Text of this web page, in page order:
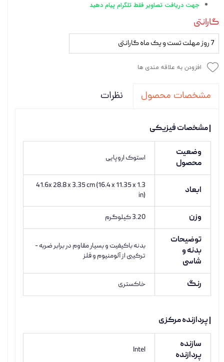
جهت دریافت تصاویر فقط تلگرام پیام دهید
گارانتی
7 روز مهلت تست و یک ماه گارانتی
افزودن به علاقه مندی ها
مشخصات محصول نظرات
| مشخصات فیزیکی
وضعیت
محصول
استوک اروپایی
ابعاد
41.6x 28.8 x 3.35 cm (16.4 x 11.35 x 1.3
in)
وزن 3.20 کیلوگرم
توضیحات
بدنه و
شاسی
بدنه باکیفیت و بسیار مقاوم در برابر ضربه -
ترکیبی از آلومنیوم و فلز
رنگ خاکستری
| پردازنده مرکزی
سازنده
پردازنده
Intel